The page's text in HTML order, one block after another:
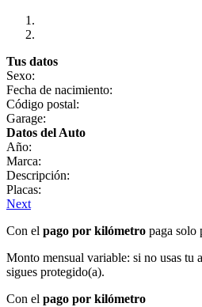
Tus datos
Sexo:
Fecha de nacimiento:
Código postal:
Garage:
Datos del Auto
Año:
Marca:
Descripción:
Placas:
Next
Con el pago por kilómetro paga solo
Monto mensual variable: si no usas tu
sigues protegido(a).
Con el pago por kilómetro